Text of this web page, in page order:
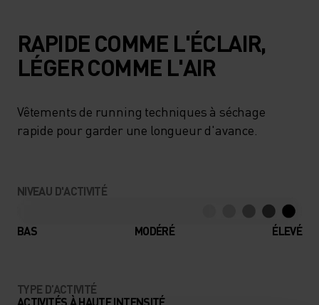
RAPIDE COMME L'ÉCLAIR,
LÉGER COMME L'AIR
Vêtements de running techniques à séchage
rapide pour garder une longueur d'avance.
NIVEAU D'ACTIVITÉ
BAS MODÉRÉ ÉLEVÉ
TYPE D’ACTIVITÉ
ACTIVITÉS À HAUTE INTENSITÉ